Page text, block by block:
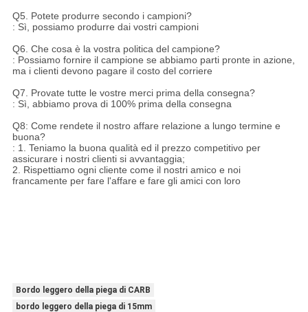
Q5. Potete produrre secondo i campioni?
: Sì, possiamo produrre dai vostri campioni
Q6. Che cosa è la vostra politica del campione?
: Possiamo fornire il campione se abbiamo parti pronte in azione,
ma i clienti devono pagare il costo del corriere
Q7. Provate tutte le vostre merci prima della consegna?
: Sì, abbiamo prova di 100% prima della consegna
Q8: Come rendete il nostro affare relazione a lungo termine e
buona?
: 1. Teniamo la buona qualità ed il prezzo competitivo per
assicurare i nostri clienti si avvantaggia;
2. Rispettiamo ogni cliente come il nostri amico e noi
francamente per fare l'affare e fare gli amici con loro
Bordo leggero della piega di CARB
bordo leggero della piega di 15mm